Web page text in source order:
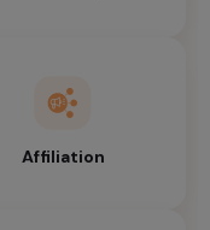
Affiliation